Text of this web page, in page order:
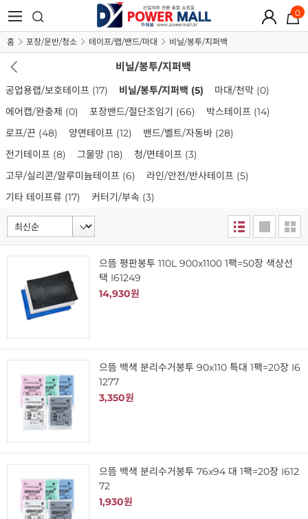
0
홈 포장/운반/청소 테이프/랩/밴드/마대 비닐/봉투/지퍼백
비닐/봉투/지퍼백
공업용랩/보호테이프 (17) 비닐/봉투/지퍼백 (5) 마대/천막 (0)
에어캡/완충제 (0) 포장밴드/절단조임기 (66) 박스테이프 (14)
로프/끈 (48) 양면테이프 (12) 밴드/벨트/자동바 (28)
전기테이프 (8) 그물망 (18) 청/면테이프 (3)
고무/실리콘/알루미늄테이프 (6) 라인/안전/반사테이프 (5)
기타 테이프류 (17) 커터기/부속 (3)
으뜸 평판봉투 110L 900x1100 1팩=50장 색상선
택 I61249
14,930원
으뜸 백색 분리수거봉투 90x110 특대 1팩=20장 I6
1277
3,350원
으뜸 백색 분리수거봉투 76x94 대 1팩=20장 I612
72
1,930원